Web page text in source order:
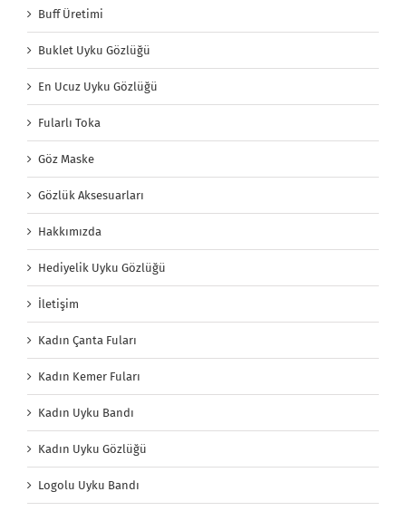
Buff Üretimi
Buklet Uyku Gözlüğü
En Ucuz Uyku Gözlüğü
Fularlı Toka
Göz Maske
Gözlük Aksesuarları
Hakkımızda
Hediyelik Uyku Gözlüğü
İletişim
Kadın Çanta Fuları
Kadın Kemer Fuları
Kadın Uyku Bandı
Kadın Uyku Gözlüğü
Logolu Uyku Bandı